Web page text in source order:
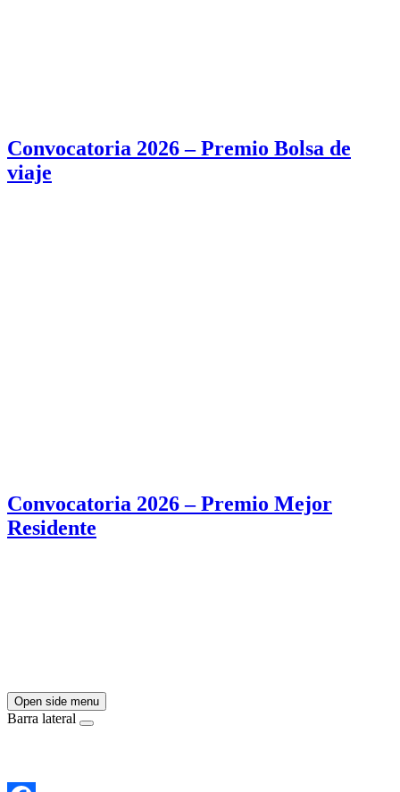
Convocatoria 2026 – Premio Bolsa de
viaje
Convocatoria 2026 – Premio Mejor
Residente
Open side menu
Barra lateral